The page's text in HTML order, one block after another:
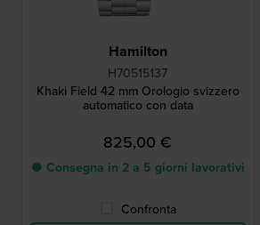
Hamilton
H70515137
Khaki Field 42 mm Orologio svizzero
automatico con data
825,00 €
● Consegna in 2 a 5 giorni lavorativi
Confronta